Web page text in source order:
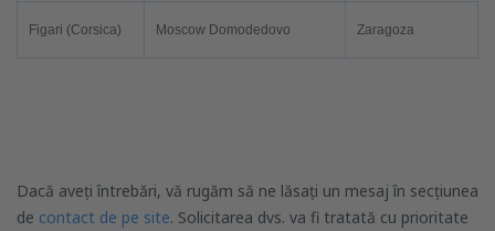
Figari (Corsica) Moscow Domodedovo Zaragoza
Dacă aveți întrebări, vă rugăm să ne lăsați un mesaj în secțiunea
de contact de pe site. Solicitarea dvs. va fi tratată cu prioritate